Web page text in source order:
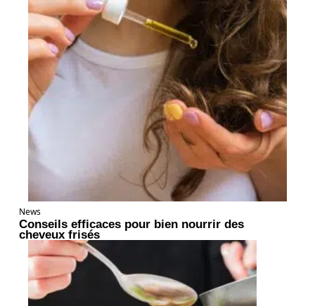
News
Conseils efficaces pour bien nourrir des
cheveux frisés